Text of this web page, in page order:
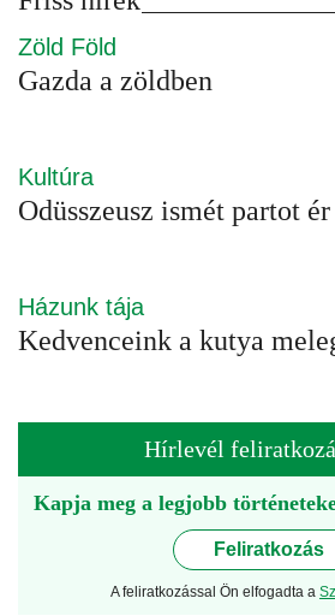
Zöld Föld
Gazda a zöldben
Kultúra
Odüsszeusz ismét partot ér
Házunk tája
Kedvenceink a kutya
Hírlevél
Kapja meg a legjobb
Feliratkozás
A feliratkozással Ön elfogadta a